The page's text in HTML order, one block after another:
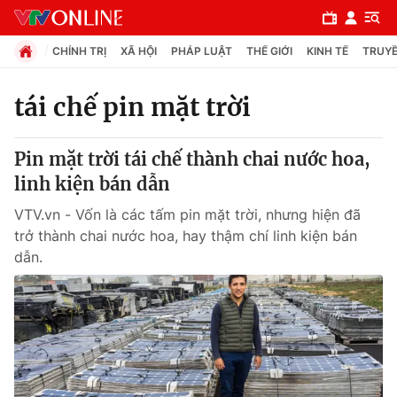
Chuyên mục
Chính trị
Xã hội
Pháp luật
Y tế
Thế giới
CHÍNH TRỊ XÃ HỘI PHÁP LUẬT THẾ GIỚI KINH TẾ
tái chế pin mặt trời
Pin mặt trời tái chế thành chai nước hoa,
linh kiện bán dẫn
VTV.vn - Vốn là các tấm pin mặt trời, nhưng hiện đã
trở thành chai nước hoa, hay thậm chí linh kiện bán
dẫn.